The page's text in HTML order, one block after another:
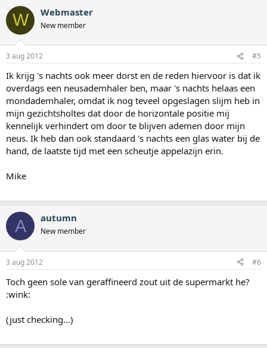
W Webmaster
New member
3 aug 2012 #5
Ik krijg 's nachts ook meer dorst en de reden hiervoor is dat ik
overdags een neusademhaler ben, maar 's nachts helaas een
mondademhaler, omdat ik nog teveel opgeslagen slijm heb in
mijn gezichtsholtes dat door de horizontale positie mij
kennelijk verhindert om door te blijven ademen door mijn
neus. Ik heb dan ook standaard 's nachts een glas water bij de
hand, de laatste tijd met een scheutje appelazijn erin.
Mike
A autumn
New member
3 aug 2012 #6
Toch geen sole van geraffineerd zout uit de supermarkt he?
:wink:
(just checking...)